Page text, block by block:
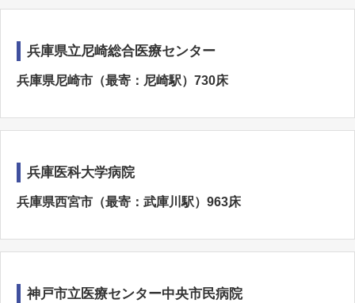
兵庫県立尼崎総合医療センター
兵庫県尼崎市（最寄：尼崎駅）730床
兵庫医科大学病院
兵庫県西宮市（最寄：武庫川駅）963床
神戸市立医療センター中央市民病院